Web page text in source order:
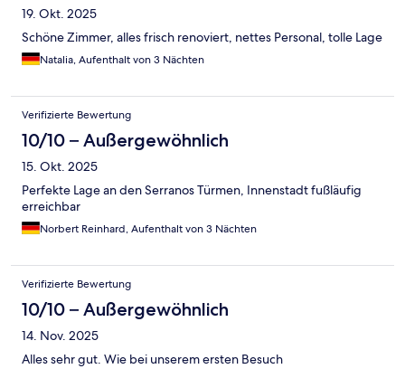
19. Okt. 2025
Schöne Zimmer, alles frisch renoviert, nettes Personal, tolle Lage
Natalia, Aufenthalt von 3 Nächten
Verifizierte Bewertung
10/10 – Außergewöhnlich
15. Okt. 2025
Perfekte Lage an den Serranos Türmen, Innenstadt fußläufig
erreichbar
Norbert Reinhard, Aufenthalt von 3 Nächten
Verifizierte Bewertung
10/10 – Außergewöhnlich
14. Nov. 2025
Alles sehr gut. Wie bei unserem ersten Besuch